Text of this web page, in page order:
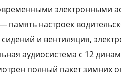
электронными
память настроек
и вентиляция,
аудиосистема с 12
полный пакет зимних